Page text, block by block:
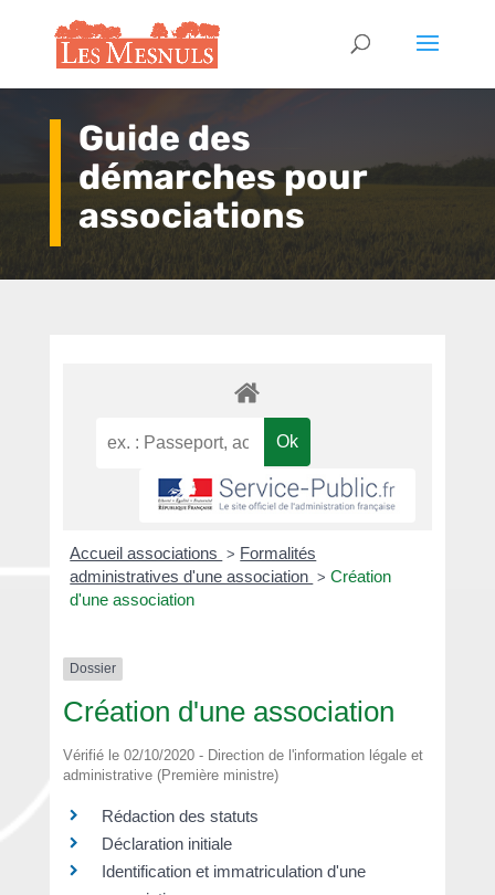
Guide des
démarches pour
associations
Accueil associations > Formalités
administratives d'une association > Création
d'une association
Dossier
Création d'une association
Vérifié le 02/10/2020 - Direction de l'information légale et
administrative (Première ministre)
Rédaction des statuts
Déclaration initiale
Identification et immatriculation d'une